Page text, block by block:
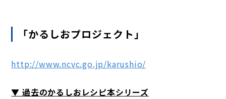
「かるしおプロジェクト」
http://www.ncvc.go.jp/karushio/
▼ 過去のかるしおレシピ本シリーズ